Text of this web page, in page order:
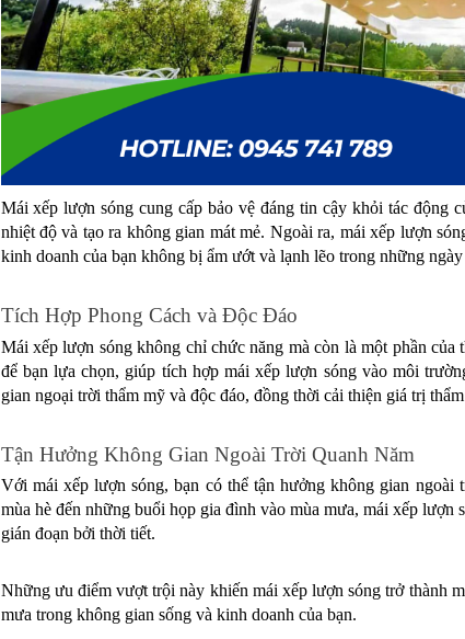
Mái xếp lượn sóng cung cấp bảo vệ đáng tin cậy khỏi tác động
nhiệt độ và tạo ra không gian mát mẻ. Ngoài ra, mái xếp lượn
kinh doanh của bạn không bị ẩm ướt và lạnh lẽo trong những
Tích Hợp Phong Cách và Độc Đáo
Mái xếp lượn sóng không chỉ chức năng mà còn là một phần
để bạn lựa chọn, giúp tích hợp mái xếp lượn sóng vào môi
gian ngoại trời thẩm mỹ và độc đáo, đồng thời cải thiện giá trị
Tận Hưởng Không Gian Ngoài Trời Quanh Năm
Với mái xếp lượn sóng, bạn có thể tận hưởng không gian
mùa hè đến những buổi họp gia đình vào mùa mưa, mái xếp
gián đoạn bởi thời tiết.
Những ưu điểm vượt trội này khiến mái xếp lượn sóng trở thành
mưa trong không gian sống và kinh doanh của bạn.